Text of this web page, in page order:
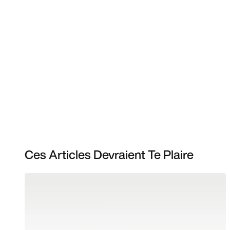
Ces Articles Devraient Te Plaire